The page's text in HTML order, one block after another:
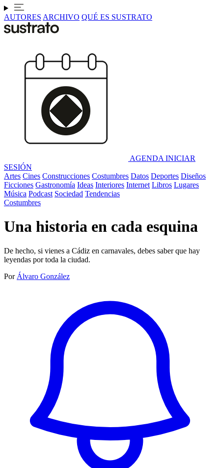
AUTORES ARCHIVO QUÉ ES SUSTRATO
AGENDA INICIAR
SESIÓN
Artes Cines Construcciones Costumbres Datos Deportes Diseños
Ficciones Gastronomía Ideas Interiores Internet Libros Lugares
Música Podcast Sociedad Tendencias
Costumbres
Una historia en cada esquina
De hecho, si vienes a Cádiz en carnavales, debes saber que hay
leyendas por toda la ciudad.
Por Álvaro González